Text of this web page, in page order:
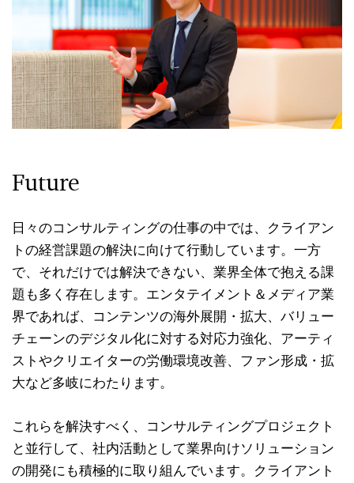
Future
日々のコンサルティングの仕事の中では、クライアン
トの経営課題の解決に向けて行動しています。一方
で、それだけでは解決できない、業界全体で抱える課
題も多く存在します。エンタテイメント＆メディア業
界であれば、コンテンツの海外展開・拡大、バリュー
チェーンのデジタル化に対する対応力強化、アーティ
ストやクリエイターの労働環境改善、ファン形成・拡
大など多岐にわたります。
これらを解決すべく、コンサルティングプロジェクト
と並行して、社内活動として業界向けソリューション
の開発にも積極的に取り組んでいます。クライアント